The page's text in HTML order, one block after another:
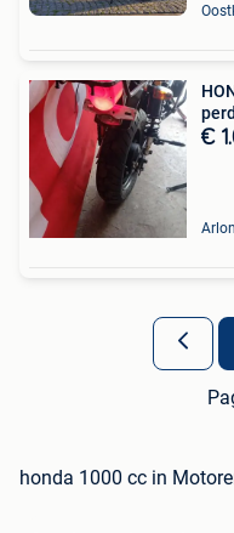
€
honda 1000 cc in